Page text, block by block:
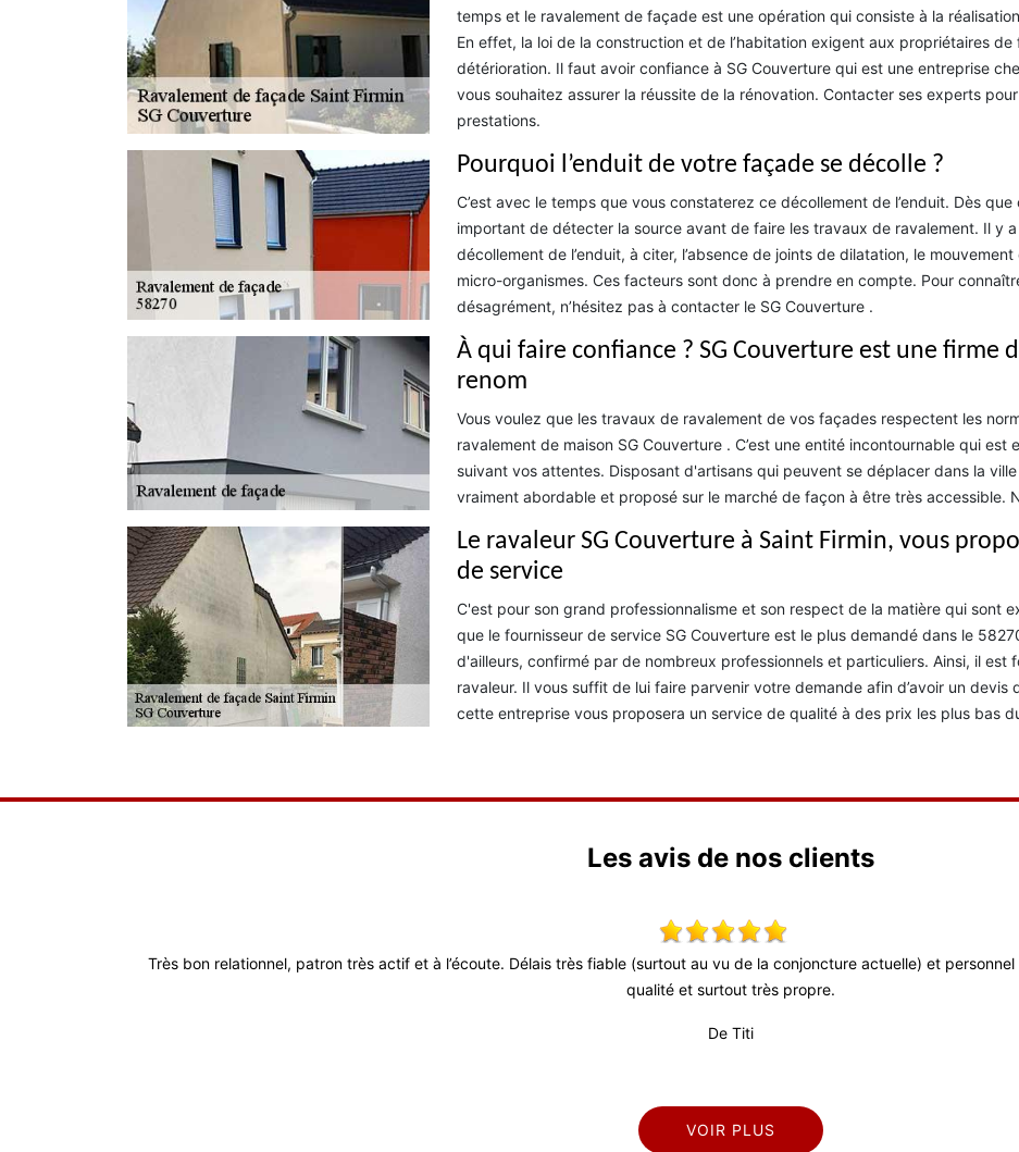
temps et le ravalement de façade est une opération qui consiste à la
En effet, la loi de la construction et de l’habitation exigent aux propriétaires
détérioration. Il faut avoir confiance à SG Couverture qui est une entreprise
vous souhaitez assurer la réussite de la rénovation. Contacter ses experts
prestations.
Pourquoi l’enduit de votre façade se décolle ?
C’est avec le temps que vous constaterez ce décollement de l’enduit. Dès
important de détecter la source avant de faire les travaux de ravalement. Il y
décollement de l’enduit, à citer, l’absence de joints de dilatation, le
micro-organismes. Ces facteurs sont donc à prendre en compte. Pour
désagrément, n’hésitez pas à contacter le SG Couverture .
À qui faire confiance ? SG Couverture est une firme
renom
Vous voulez que les travaux de ravalement de vos façades respectent les
ravalement de maison SG Couverture . C’est une entité incontournable qui est
suivant vos attentes. Disposant d'artisans qui peuvent se déplacer dans la
vraiment abordable et proposé sur le marché de façon à être très accessible.
Le ravaleur SG Couverture à Saint Firmin, vous
de service
C'est pour son grand professionnalisme et son respect de la matière qui sont
que le fournisseur de service SG Couverture est le plus demandé dans le
d'ailleurs, confirmé par de nombreux professionnels et particuliers. Ainsi, il est
ravaleur. Il vous suffit de lui faire parvenir votre demande afin d’avoir un
cette entreprise vous proposera un service de qualité à des prix les plus bas
Les avis de nos clients
Très bon relationnel, patron très actif et à l’écoute. Délais très fiable (surtout au vu de la conjoncture actuelle) et
qualité et surtout très propre.
De Titi
VOIR PLUS